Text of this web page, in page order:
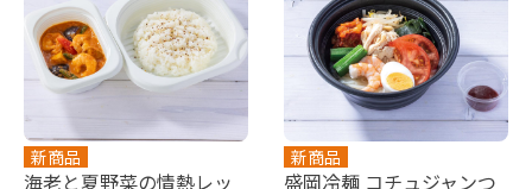
新商品
海老と夏野菜の情熱レッ
新商品
盛岡冷麺 コチュジャンつ